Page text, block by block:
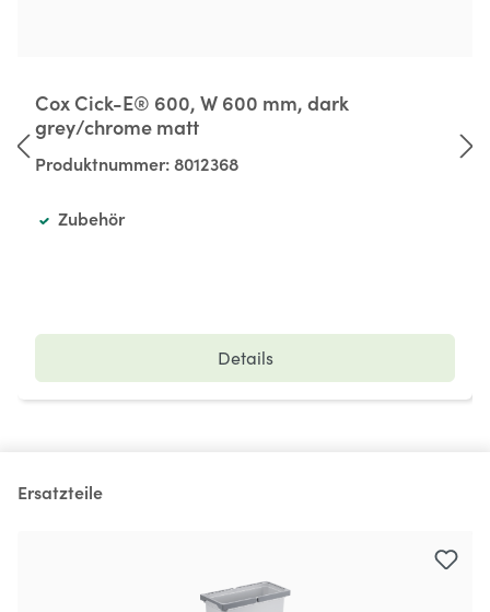
Cox Cick-E® 600, W 600 mm, dark
grey/chrome matt
Produktnummer:8012368
Zubehör
Details
Ersatzteile